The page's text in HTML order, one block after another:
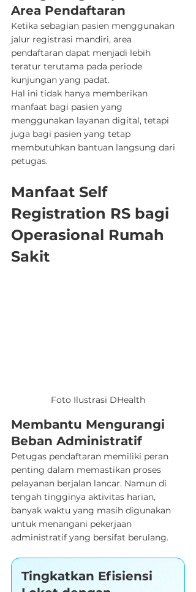
Area Pendaftaran
Ketika sebagian pasien menggunakan
jalur registrasi mandiri, area
pendaftaran dapat menjadi lebih
teratur terutama pada periode
kunjungan yang padat.
Hal ini tidak hanya memberikan
manfaat bagi pasien yang
menggunakan layanan digital, tetapi
juga bagi pasien yang tetap
membutuhkan bantuan langsung dari
petugas.
Manfaat Self
Registration RS bagi
Operasional Rumah
Sakit
Foto Ilustrasi DHealth
Membantu Mengurangi
Beban Administratif
Petugas pendaftaran memiliki peran
penting dalam memastikan proses
pelayanan berjalan lancar. Namun di
tengah tingginya aktivitas harian,
banyak waktu yang masih digunakan
untuk menangani pekerjaan
administratif yang bersifat berulang.
Tingkatkan Efisiensi